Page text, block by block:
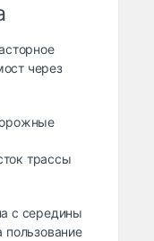
через
трассы
с середины
пользование